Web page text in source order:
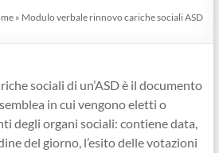
» Modulo verbale rinnovo cariche sociali ASD​
sociali di un’ASD è il documento
in cui vengono eletti o
degli organi sociali: contiene data,
del giorno, l’esito delle votazioni